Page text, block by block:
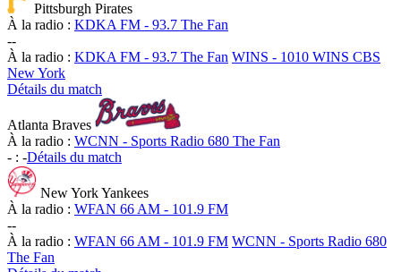
Pittsburgh Pirates
À la radio : KDKA FM - 93.7 The Fan
--
À la radio : KDKA FM - 93.7 The Fan WINS - 1010 WINS CBS
New York
Détails du match
Atlanta Braves
À la radio : WCNN - Sports Radio 680 The Fan
- : -Détails du match
New York Yankees
À la radio : WFAN 66 AM - 101.9 FM
--
À la radio : WFAN 66 AM - 101.9 FM WCNN - Sports Radio 680
The Fan